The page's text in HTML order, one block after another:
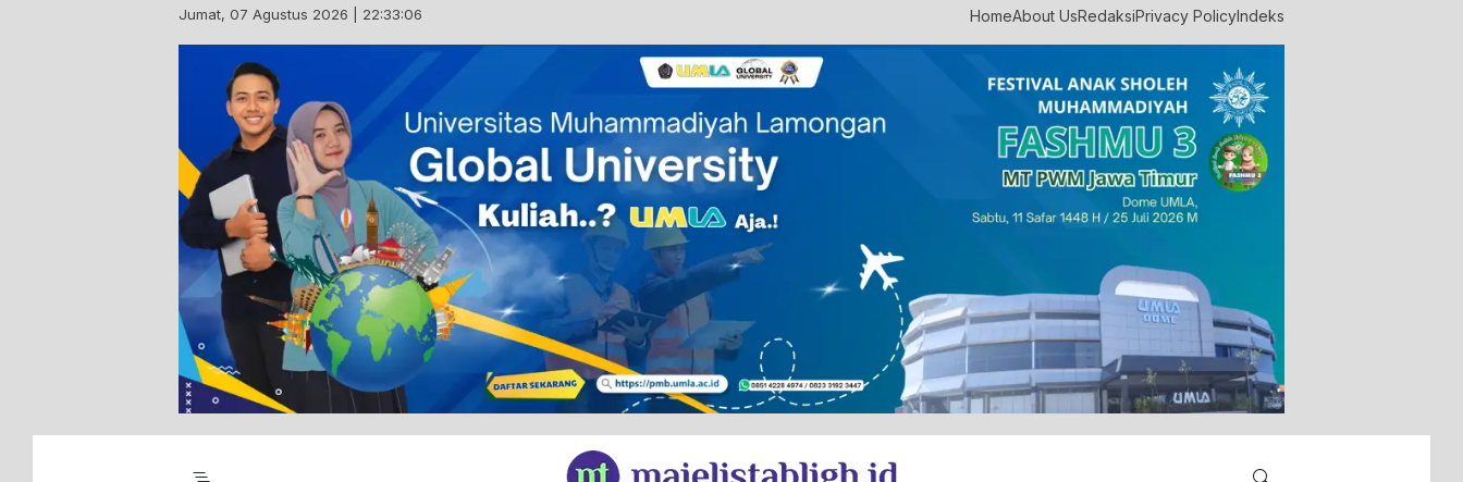
Jumat, 07 Agustus 2026 | 22:33:07 HomeAbout UsRedaksiPrivacy PolicyIndeks